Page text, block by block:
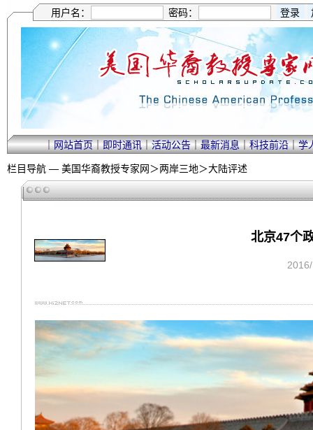
用户名： 密码：
｜网站首页｜即时通讯｜活动公告｜最新消息｜科技前沿｜学
栏目导航 — 美国华裔教授专家网＞两岸三地＞大陆评述
北京47个